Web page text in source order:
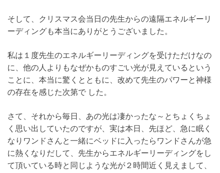
そして、クリスマス会当日の先生からの遠隔エネルギーリ
ーディングも本当にありがとうございました。
私は１度先生のエネルギーリーディングを受けただけなの
に、他の人よりもなぜかものすごい光が見えているという
ことに、本当に驚くとともに、改めて先生のパワーと神様
の存在を感じた次第で した。
さて、それから毎日、あの光は凄かったな～とちょくちょ
く思い出していたのですが、実は本日、先ほど、急に眠く
なりワンドさんと一緒にベッドに入ったらワンドさんが急
に熱くなりだして、先生からエネルギーリーディングをし
て頂いている時と同じような光が２時間近く見えまして、